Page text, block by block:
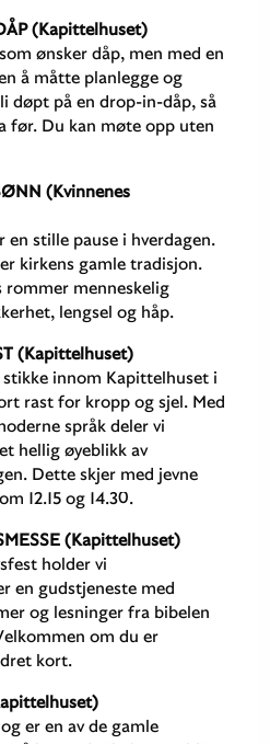
(Kapittelhuset)
ønsker dåp, men med en
å måtte planlegge og
døpt på en drop-in-dåp, så
før. Du kan møte opp uten
(Kvinnenes
stille pause i hverdagen.
kirkens gamle tradisjon.
rommer menneskelig
lengsel og håp.
(Kapittelhuset)
innom Kapittelhuset i
rast for kropp og sjel. Med
språk deler vi
hellig øyeblikk av
Dette skjer med jevne
12.15 og 14.30.
(Kapittelhuset)
holder vi
en gudstjeneste med
og lesninger fra bibelen
om du er
kort.
er en av de gamle